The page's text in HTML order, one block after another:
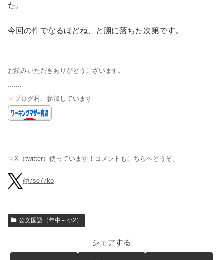
た。
今回の件でなるほどね、と腑に落ちた次第です。
お読みいただきありがとうございます。
▽ブログ村、参加しています
▽X（twitter）使っています！コメントもこちらへどうぞ。
@7se77ko
公文国語（年中～小2）
シェアする